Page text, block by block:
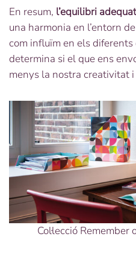
En resum, l’equilibri
una harmonia en l’entorn
com influïm en els
determina si el que ens
menys la nostra creativitat
Col·lecció Remember